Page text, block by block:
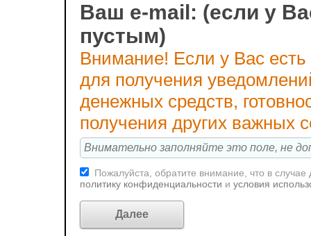
Ваш e-mail: (если у
пустым)
Внимание! Если у Вас
для получения
денежных средств,
получения других важных
Пожалуйста, обратите внимание, что в
политику конфиденциальности и условия